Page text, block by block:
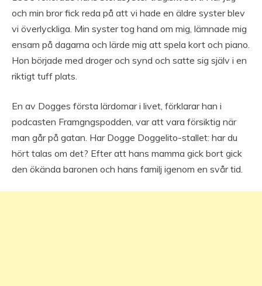
och min bror fick reda på att vi hade en äldre syster blev
vi överlyckliga. Min syster tog hand om mig, lämnade mig
ensam på dagarna och lärde mig att spela kort och piano.
Hon började med droger och synd och satte sig själv i en
riktigt tuff plats.
En av Dogges första lärdomar i livet, förklarar han i
podcasten Framgngspodden, var att vara försiktig när
man går på gatan. Har Dogge Doggelito-stallet: har du
hört talas om det? Efter att hans mamma gick bort gick
den ökända baronen och hans familj igenom en svår tid.